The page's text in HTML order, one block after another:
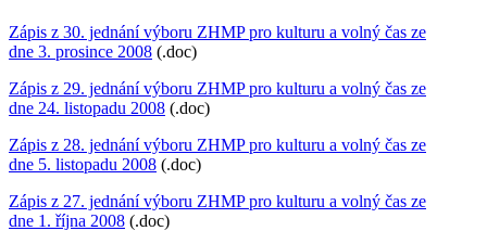
Zápis z 30. jednání výboru ZHMP pro kulturu a volný čas ze
dne 3. prosince 2008 (.doc)
Zápis z 29. jednání výboru ZHMP pro kulturu a volný čas ze
dne 24. listopadu 2008 (.doc)
Zápis z 28. jednání výboru ZHMP pro kulturu a volný čas ze
dne 5. listopadu 2008 (.doc)
Zápis z 27. jednání výboru ZHMP pro kulturu a volný čas ze
dne 1. října 2008 (.doc)